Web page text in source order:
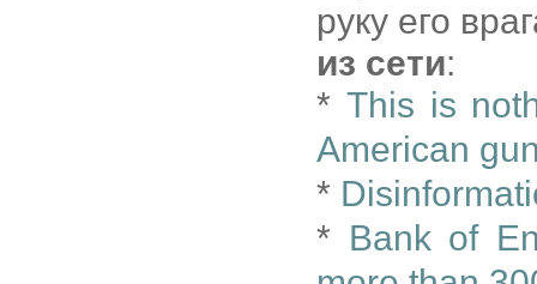
руку его
из сети:
* This is
American
*
* Bank of